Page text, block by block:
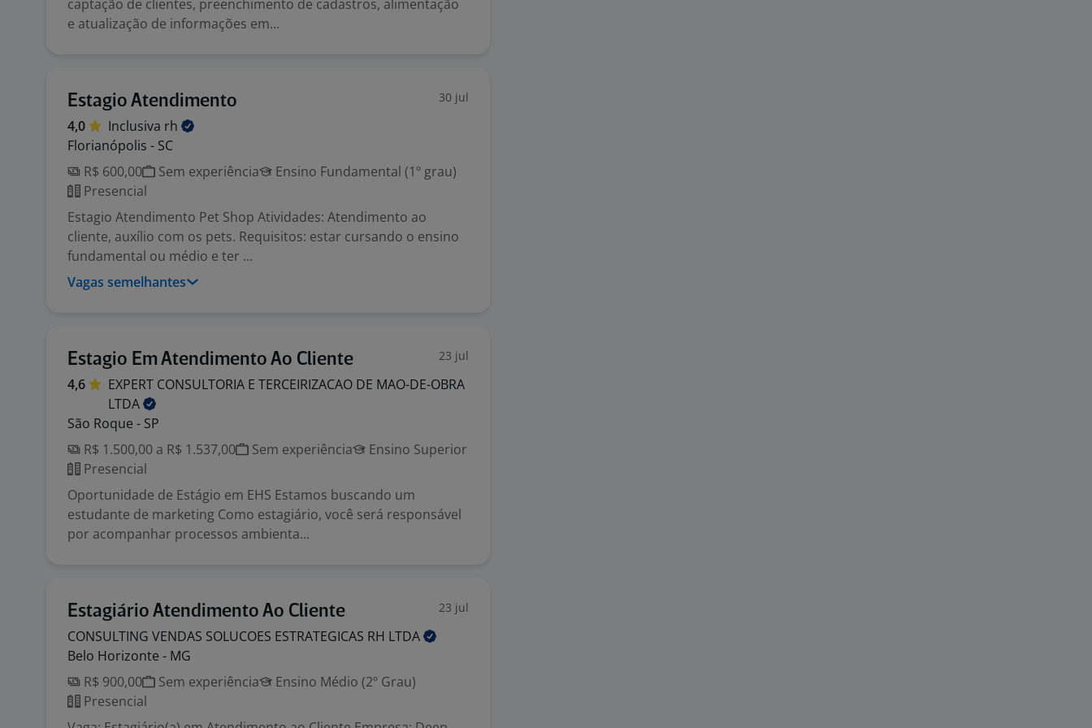
captação de clientes, preenchimento de cadastros, alimentação
e atualização de informações em...
Estagio Atendimento 30 jul
4,0 Inclusiva rh
Florianópolis - SC
R$ 600,00
Sem experiência
Ensino Fundamental (1º grau)
Presencial
Estagio Atendimento Pet Shop Atividades: Atendimento ao
cliente, auxílio com os pets. Requisitos: estar cursando o ensino
fundamental ou médio e ter ...
Vagas semelhantes
Estagio Em Atendimento Ao Cliente 23 jul
4,6
EXPERT CONSULTORIA E TERCEIRIZACAO DE MAO-DE-OBRA
LTDA
São Roque - SP
R$ 1.500,00 a R$ 1.537,00
Sem experiência
Ensino Superior
Presencial
Oportunidade de Estágio em EHS Estamos buscando um
estudante de marketing Como estagiário, você será responsável
por acompanhar processos ambienta...
Estagiário Atendimento Ao Cliente 23 jul
CONSULTING VENDAS SOLUCOES ESTRATEGICAS RH LTDA
Belo Horizonte - MG
R$ 900,00
Sem experiência
Ensino Médio (2º Grau)
Presencial